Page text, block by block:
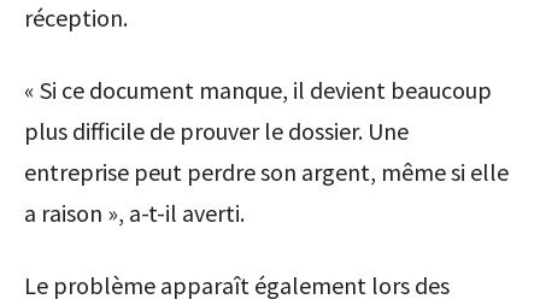
réception.
« Si ce document manque, il devient beaucoup
plus difficile de prouver le dossier. Une
entreprise peut perdre son argent, même si elle
a raison », a-t-il averti.
Le problème apparaît également lors des